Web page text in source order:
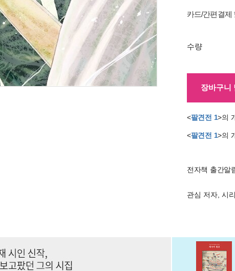
카드/간편결제
수량
장바구니
<팔견전 1>의
<팔견전 1>의
전자책 출간알
관심 저자, 시